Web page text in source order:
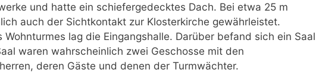
und hatte ein schiefergedecktes Dach. Bei etwa 25 m
auch der Sichtkontakt zur Klosterkirche gewährleistet.
lag die Eingangshalle. Darüber befand sich ein Saal
waren wahrscheinlich zwei Geschosse mit den
deren Gäste und denen der Turmwächter.